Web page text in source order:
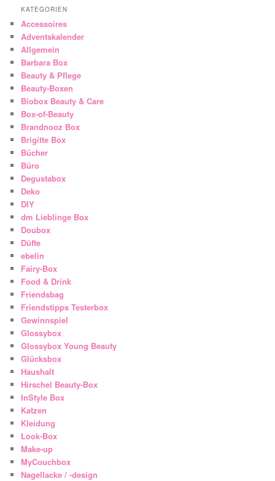
KATEGORIEN
Accessoires
Adventskalender
Allgemein
Barbara Box
Beauty & Pflege
Beauty-Boxen
Biobox Beauty & Care
Box-of-Beauty
Brandnooz Box
Brigitte Box
Bücher
Büro
Degustabox
Deko
DIY
dm Lieblinge Box
Doubox
Düfte
ebelin
Fairy-Box
Food & Drink
Friendsbag
Friendstipps Testerbox
Gewinnspiel
Glossybox
Glossybox Young Beauty
Glücksbox
Haushalt
Hirschel Beauty-Box
InStyle Box
Katzen
Kleidung
Look-Box
Make-up
MyCouchbox
Nagellacke / -design